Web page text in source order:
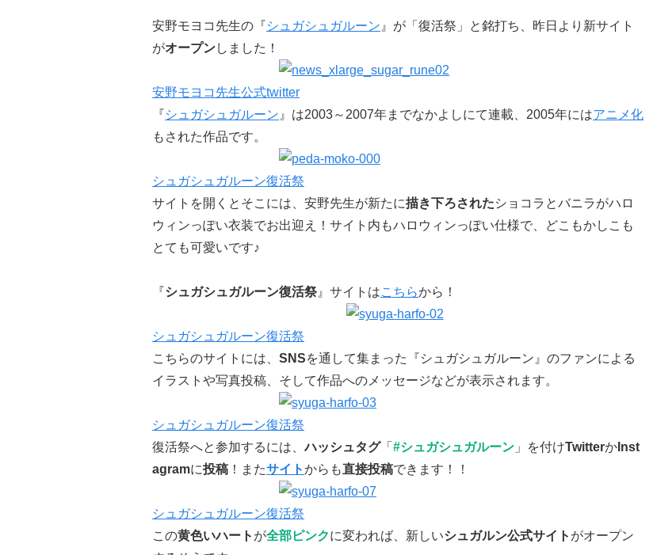
安野モヨコ先生の『シュガシュガルーン 』が「復活祭」と銘打ち、昨日より新サイト
がオープンしました！
安野モヨコ先生公式twitter
『シュガシュガルーン 』は2003～2007年までなかよしにて連載、2005年にはアニメ化
もされた作品です。
シュガシュガルーン復活祭
サイトを開くとそこには、安野先生が新たに描き下ろされたショコラとバニラがハロ
ウィンっぽい衣装でお出迎え！サイト内もハロウィンっぽい仕様で、どこもかしこも
とても可愛いです♪
『シュガシュガルーン復活祭 』サイトはこちらから！
シュガシュガルーン復活祭
こちらのサイトには、 SNSを通して集まった『シュガシュガルーン』のファンによる
イラストや写真投稿、そして作品へのメッセージなどが表示されます。
シュガシュガルーン復活祭
復活祭へと参加するには、ハッシュタグ「 #シュガシュガルーン 」を付けTwitterか Inst
agramに投稿 ！またサイトからも直接投稿できます！！
シュガシュガルーン復活祭
この黄色いハート が全部ピンクに変われば、新しいシュガルン公式サイト がオープン